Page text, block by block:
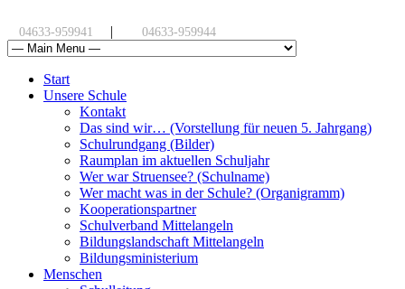
04633-959941 | 04633-959944
Start
Unsere Schule
Kontakt
Das sind wir… (Vorstellung für neuen 5. Jahrgang)
Schulrundgang (Bilder)
Raumplan im aktuellen Schuljahr
Wer war Struensee? (Schulname)
Wer macht was in der Schule? (Organigramm)
Kooperationspartner
Schulverband Mittelangeln
Bildungslandschaft Mittelangeln
Bildungsministerium
Menschen